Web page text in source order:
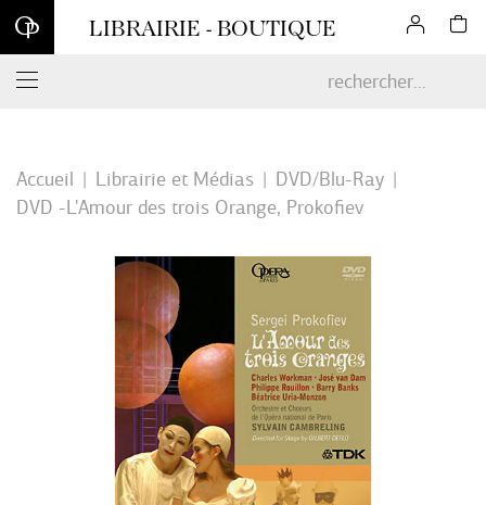
Inscrivez-vous à notre newsletter et profitez d'une remise de 10
% sur votre première commande en ligne*
LIBRAIRIE - BOUTIQUE
Accueil Librairie et Médias
DVD/Blu-Ray
DVD -L'Amour des trois Orange, Prokofiev